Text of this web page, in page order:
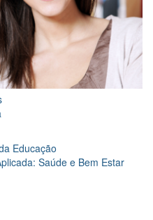
Educação
Saúde e Bem Estar